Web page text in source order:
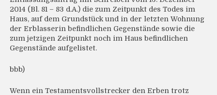
2014 (Bl. 81 – 83 d.A.) die zum Zeitpunkt des Todes im
Haus, auf dem Grundstück und in der letzten Wohnung
der Erblasserin befindlichen Gegenstände sowie die
zum jetzigen Zeitpunkt noch im Haus befindlichen
Gegenstände aufgelistet.
bbb)
Wenn ein Testamentsvollstrecker den Erben trotz